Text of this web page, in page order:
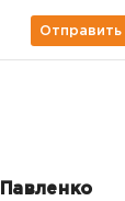
Отправить